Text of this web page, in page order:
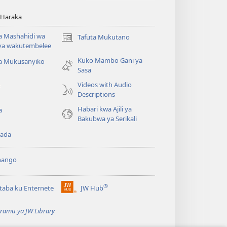
Mashahidi wa
wakutembelee
Tafuta Mukutano
(opens
window)
Mukusanyiko
Kuko Mambo Gani ya
Sasa
Videos with Audio
Descriptions
Habari kwa Ajili ya
Bakubwa ya Serikali
ku Enternete JW Hub®
(opens
ya JW Library